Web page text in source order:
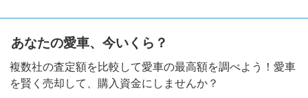
あなたの愛車、今いくら？
複数社の査定額を比較して愛車の最高額を調べよう！愛車
を賢く売却して、購入資金にしませんか？